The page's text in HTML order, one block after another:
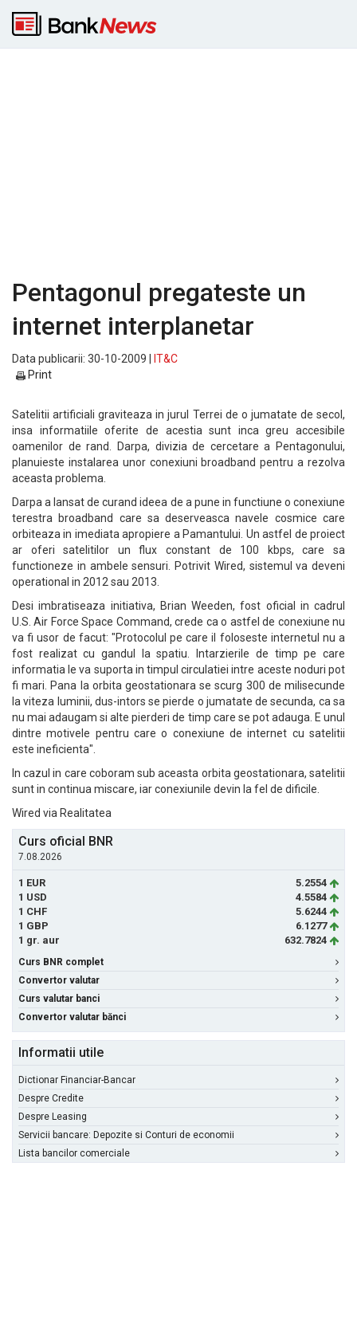
Pentagonul pregateste un
internet interplanetar
Data publicarii: 30-10-2009 |
IT&C
Print
Satelitii artificiali graviteaza in jurul Terrei de o jumatate de secol,
insa informatiile oferite de acestia sunt inca greu accesibile
oamenilor de rand. Darpa, divizia de cercetare a Pentagonului,
planuieste instalarea unor conexiuni broadband pentru a rezolva
aceasta problema.
Darpa a lansat de curand ideea de a pune in functiune o conexiune
terestra broadband care sa deserveasca navele cosmice care
orbiteaza in imediata apropiere a Pamantului. Un astfel de proiect
ar oferi satelitilor un flux constant de 100 kbps, care sa
functioneze in ambele sensuri. Potrivit Wired, sistemul va deveni
operational in 2012 sau 2013.
Desi imbratiseaza initiativa, Brian Weeden, fost oficial in cadrul
U.S. Air Force Space Command, crede ca o astfel de conexiune nu
va fi usor de facut: "Protocolul pe care il foloseste internetul nu a
fost realizat cu gandul la spatiu. Intarzierile de timp pe care
informatia le va suporta in timpul circulatiei intre aceste noduri pot
fi mari. Pana la orbita geostationara se scurg 300 de milisecunde
la viteza luminii, dus-intors se pierde o jumatate de secunda, ca sa
nu mai adaugam si alte pierderi de timp care se pot adauga. E unul
dintre motivele pentru care o conexiune de internet cu satelitii
este ineficienta".
In cazul in care coboram sub aceasta orbita geostationara, satelitii
sunt in continua miscare, iar conexiunile devin la fel de dificile.
Wired via Realitatea
Curs oficial BNR
7.08.2026
1 EUR
5.2554
1 USD
4.5584
1 CHF
5.6244
1 GBP
6.1277
1 gr. aur
632.7824
Curs BNR complet
Convertor valutar
Curs valutar banci
Convertor valutar bănci
Informatii utile
Dictionar Financiar-Bancar
Despre Credite
Despre Leasing
Servicii bancare: Depozite si Conturi de economii
Lista bancilor comerciale